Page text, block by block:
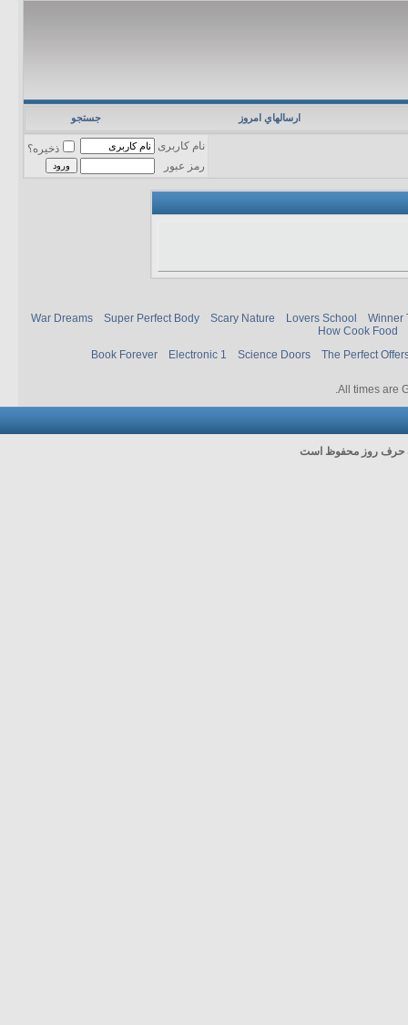
ارسالهاي امروز جستجو
نام کاربری
ذخیره؟
رمز عبور
War Dreams Super Perfect Body Scary Nature Lovers School
Winner
How Cook Food
Book Forever
Electronic 1 Science Doors The Perfect
All times are
.